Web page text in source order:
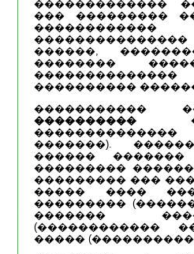
�������������
��� ���������
������,
��������
����������
�����������
����������
��������������
�������).
������
���������
��������� ���
����� ����
���������
�������
(������������
�����